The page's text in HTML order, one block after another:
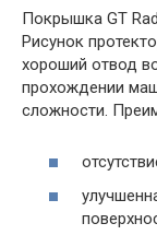
Покрышка GT
Рисунок
хороший отвод
прохождении
сложности.